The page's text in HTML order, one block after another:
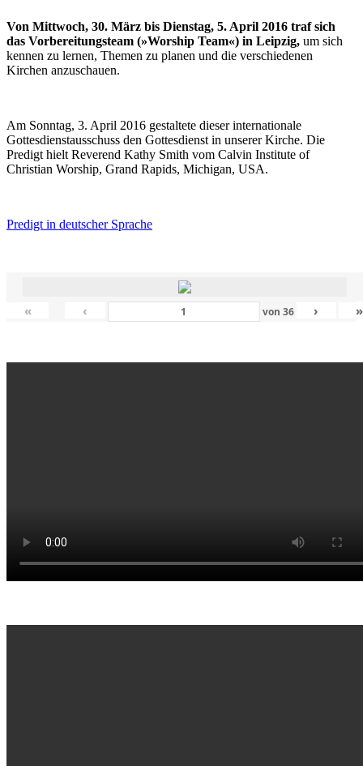
Von Mittwoch, 30. März bis Dienstag, 5. April 2016 traf sich
das Vorbereitungsteam (»Worship Team«) in Leipzig, um sich
kennen zu lernen, Themen zu planen und die verschiedenen
Kirchen anzuschauen.
Am Sonntag, 3. April 2016 gestaltete dieser internationale
Gottesdienstausschuss den Gottesdienst in unserer Kirche. Die
Predigt hielt Reverend Kathy Smith vom Calvin Institute of
Christian Worship, Grand Rapids, Michigan, USA.
Predigt in deutscher Sprache
« ‹ von 36 › »